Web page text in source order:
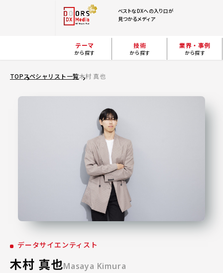
ベストなDXへの入り口が
見つかるメディア
テーマ
から探す
技術
から探す
業界・事例
から探す
TOPスペシャリスト一覧木村 真也
データサイエンティスト
木村 真也Masaya Kimura